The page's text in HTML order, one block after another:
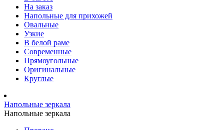
На заказ
Напольные для прихожей
Овальные
Узкие
В белой раме
Современные
Прямоугольные
Оригинальные
Круглые
Напольные зеркала
Напольные зеркала